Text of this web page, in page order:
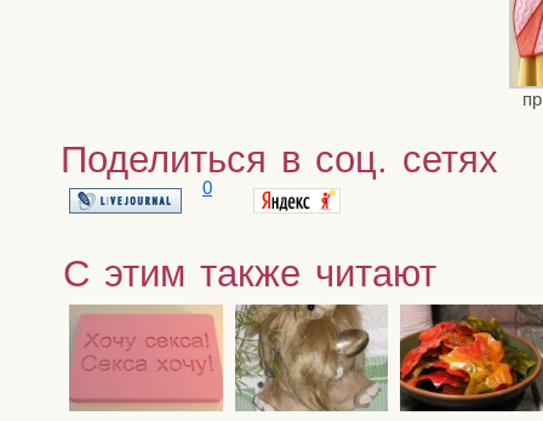
Поделиться в соц. сетях
0
С этим также читают